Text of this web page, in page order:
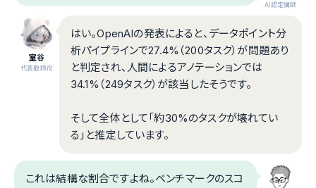
.AI認定講師
室谷
代表取締役
はい。OpenAIの発表によると、データポイント分
析パイプラインで27.4%（200タスク）が問題あり
と判定され、人間によるアノテーションでは
34.1%（249タスク）が該当したそうです。
そして全体として「約30%のタスクが壊れてい
る」と推定しています。
これは結構な割合ですよね。ベンチマークのスコ